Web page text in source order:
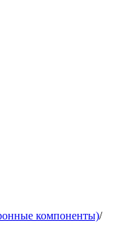
компоненты)/